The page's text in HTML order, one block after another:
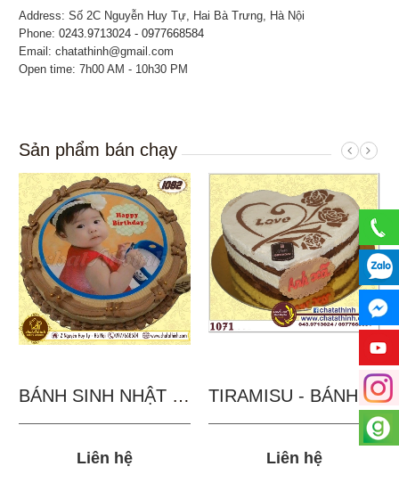
Address: Số 2C Nguyễn Huy Tự, Hai Bà Trưng, Hà Nội
Phone:0243.9713024 - 0977668584
Email: chatathinh@gmail.com
Open time: 7h00 AM - 10h30 PM
Sản phẩm bán chạy
BÁNH SINH NHẬT IN...
Liên hệ
TIRAMISU - BÁNH TẶNG...
Liên hệ